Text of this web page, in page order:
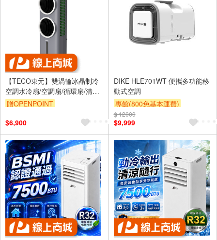
【TECO東元】雙渦輪冰晶制冷
空調水冷扇/空調扇/循環扇/清淨
機(XYFXA0905)
贈OPENPOINT
$6,900
DIKE HLE701WT 便攜多功能移
動式空調
專館(800免基本運費)
滿額贈券
$ 12000
$9,999